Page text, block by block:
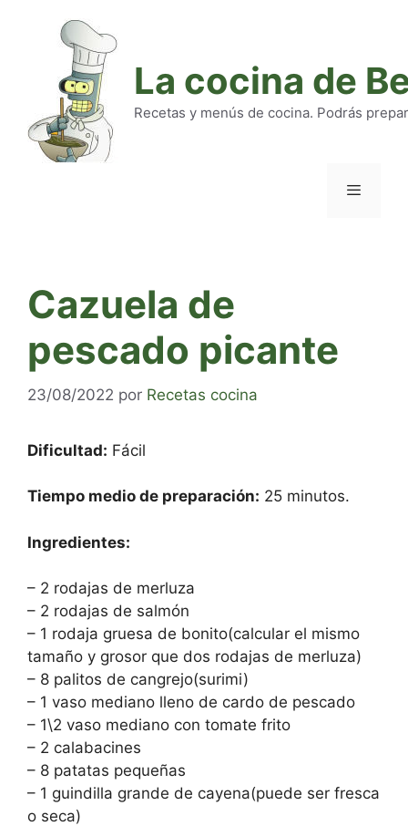
La cocina de
Recetas y menús de cocina. Podrás
Cazuela de
pescado picante
23/08/2022 por Recetas cocina
Dificultad: Fácil
Tiempo medio de preparación: 25 minutos.
Ingredientes:
– 2 rodajas de merluza
– 2 rodajas de salmón
– 1 rodaja gruesa de bonito(calcular el mismo
tamaño y grosor que dos rodajas de merluza)
– 8 palitos de cangrejo(surimi)
– 1 vaso mediano lleno de cardo de pescado
– 1\2 vaso mediano con tomate frito
– 2 calabacines
– 8 patatas pequeñas
– 1 guindilla grande de cayena(puede ser fresca
o seca)